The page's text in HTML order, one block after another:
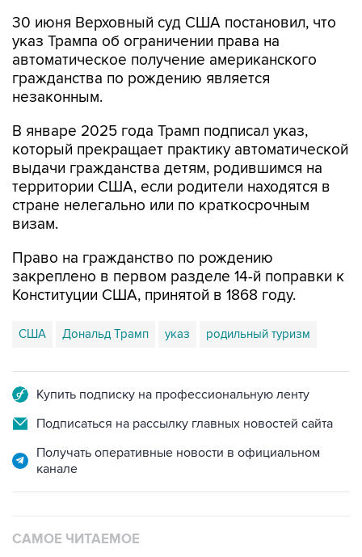
30 июня Верховный суд США постановил, что
указ Трампа об ограничении права на
автоматическое получение американского
гражданства по рождению является
незаконным.
В январе 2025 года Трамп подписал указ,
который прекращает практику автоматической
выдачи гражданства детям, родившимся на
территории США, если родители находятся в
стране нелегально или по краткосрочным
визам.
Право на гражданство по рождению
закреплено в первом разделе 14-й поправки к
Конституции США, принятой в 1868 году.
США Дональд Трамп указ родильный туризм
Купить подписку на профессиональную ленту
Подписаться на рассылку главных новостей сайта
Получать оперативные новости в официальном
канале
САМОЕ ЧИТАЕМОЕ